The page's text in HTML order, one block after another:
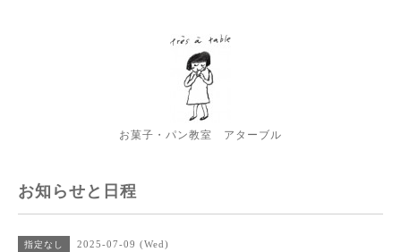
お菓子・パン教室 アターブル
お知らせと日程
指定なし 2025-07-09 (Wed)